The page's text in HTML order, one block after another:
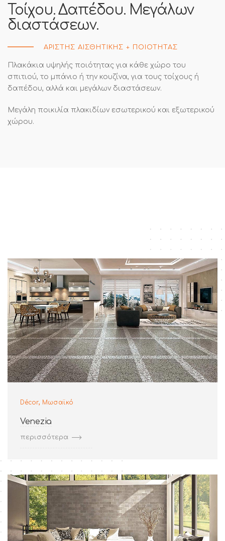
Τοίχου. Δαπέδου. Μεγάλων
διαστάσεων.
ΑΡΙΣΤΗΣ ΑΙΣΘΗΤΙΚΗΣ + ΠΟΙΟΤΗΤΑΣ
Πλακάκια υψηλής ποιότητας για κάθε χώρο του
σπιτιού, το μπάνιο ή την κουζίνα, για τους τοίχους ή
δαπέδου, αλλά και μεγάλων διαστάσεων.
Μεγάλη ποικιλία πλακιδίων εσωτερικού και εξωτερικού
χώρου.
Décor, Μωσαϊκό
Venezia
περισσότερα